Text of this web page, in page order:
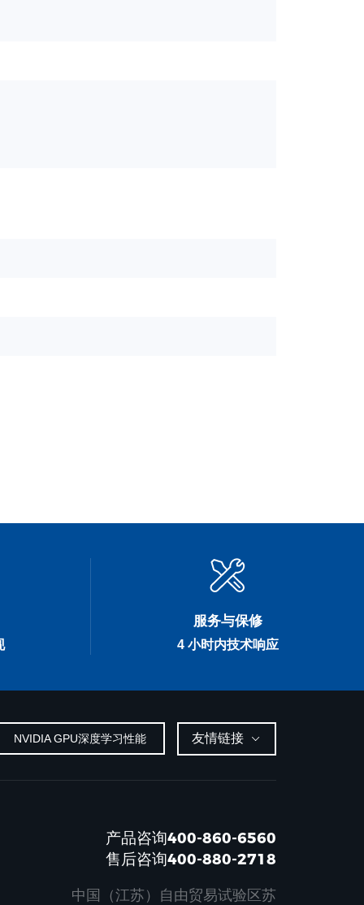
服务与保修
4 小时内技术响应
NVIDIA GPU深度学习性能 友情链接
产品咨询400-860-6560
售后咨询400-880-2718
中国（江苏）自由贸易试验区苏